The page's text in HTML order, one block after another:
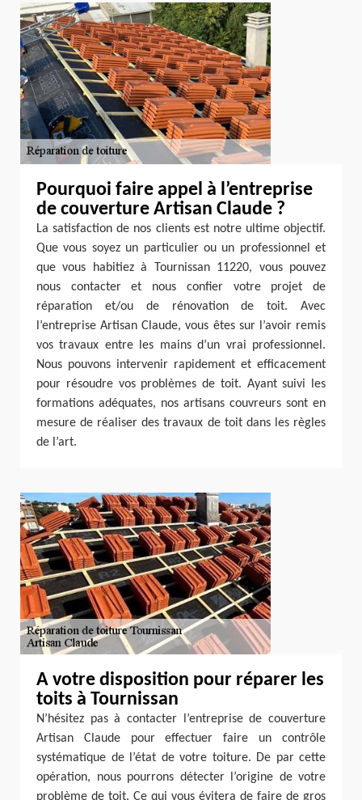
Pourquoi faire appel à l’entreprise
de couverture Artisan Claude ?
La satisfaction de nos clients est notre ultime objectif.
Que vous soyez un particulier ou un professionnel et
que vous habitiez à Tournissan 11220, vous pouvez
nous contacter et nous confier votre projet de
réparation et/ou de rénovation de toit. Avec
l’entreprise Artisan Claude, vous êtes sur l’avoir remis
vos travaux entre les mains d’un vrai professionnel.
Nous pouvons intervenir rapidement et efficacement
pour résoudre vos problèmes de toit. Ayant suivi les
formations adéquates, nos artisans couvreurs sont en
mesure de réaliser des travaux de toit dans les règles
de l’art.
A votre disposition pour réparer les
toits à Tournissan
N’hésitez pas à contacter l’entreprise de couverture
Artisan Claude pour effectuer faire un contrôle
systématique de l’état de votre toiture. De par cette
opération, nous pourrons détecter l’origine de votre
problème de toit. Ce qui vous évitera de faire de gros